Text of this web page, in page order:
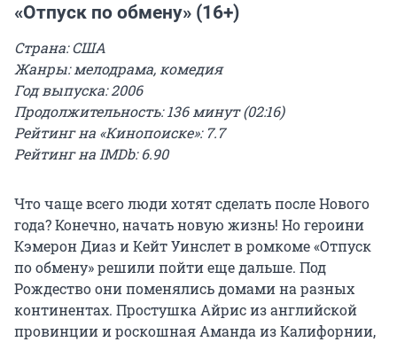
«Отпуск по обмену» (16+)
Страна: США
Жанры: мелодрама, комедия
Год выпуска: 2006
Продолжительность: 136 минут (02:16)
Рейтинг на «Кинопоиске»: 7.7
Рейтинг на IMDb: 6.90
Что чаще всего люди хотят сделать после Нового
года? Конечно, начать новую жизнь! Но героини
Кэмерон Диаз и Кейт Уинслет в ромкоме «Отпуск
по обмену» решили пойти еще дальше. Под
Рождество они поменялись домами на разных
континентах. Простушка Айрис из английской
провинции и роскошная Аманда из Калифорнии,